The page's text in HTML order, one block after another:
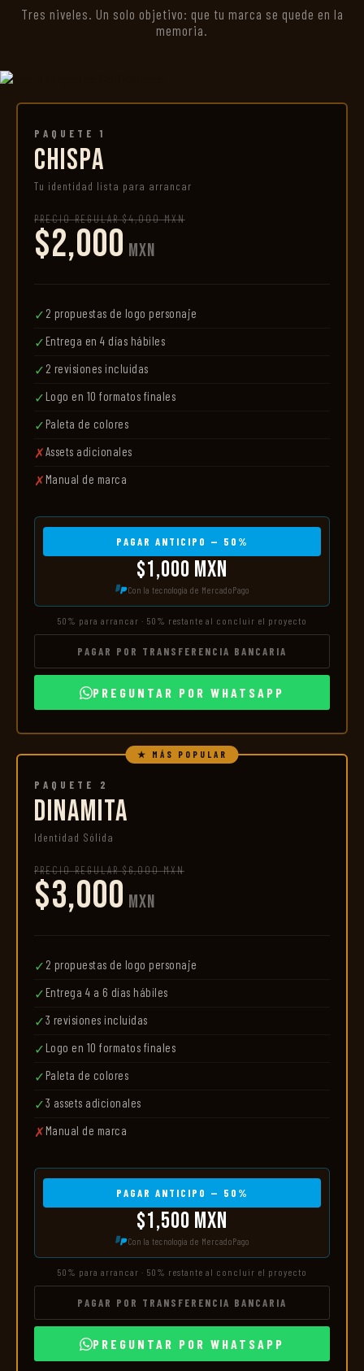
Tres niveles. Un solo objetivo: que tu marca se quede en la
memoria.
PAQUETE 1
CHISPA
Tu identidad lista para arrancar
PRECIO REGULAR $4,000 MXN
$2,000 MXN
✓ 2 propuestas de logo personaje
✓ Entrega en 4 días hábiles
✓ 2 revisiones incluidas
✓ Logo en 10 formatos finales
✓ Paleta de colores
✗Assets adicionales
✗ Manual de marca
PAGAR ANTICIPO — 50%
$1,000 MXN
Con la tecnología de MercadoPago
50% para arrancar · 50% restante al concluir el proyecto
PAGAR POR TRANSFERENCIA BANCARIA
PREGUNTAR POR WHATSAPP
★ MÁS POPULAR
PAQUETE 2
DINAMITA
Identidad Sólida
PRECIO REGULAR $6,000 MXN
$3,000 MXN
✓ 2 propuestas de logo personaje
✓ Entrega 4 a 6 días hábiles
✓3 revisiones incluidas
✓ Logo en 10 formatos finales
✓ Paleta de colores
✓3 assets adicionales
✗ Manual de marca
PAGAR ANTICIPO — 50%
$1,500 MXN
Con la tecnología de MercadoPago
50% para arrancar · 50% restante al concluir el proyecto
PAGAR POR TRANSFERENCIA BANCARIA
PREGUNTAR POR WHATSAPP